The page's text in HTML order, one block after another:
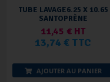
TUBE LAVAGE6.25 X 10.65
SANTOPRÈNE
11,45 € HT
13,74 € TTC
AJOUTER AU PANIER